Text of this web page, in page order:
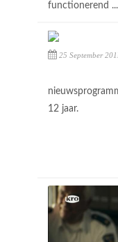
functionerend ...
25 September
12 jaar.